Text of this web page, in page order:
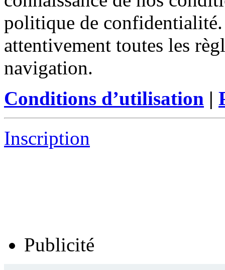
politique de
attentivement toutes les
navigation.
Conditions d’utilisation |
Inscription
Publicité